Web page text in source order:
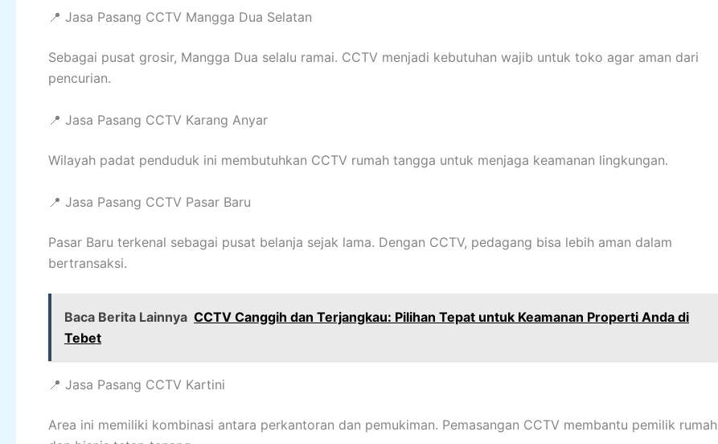
📍 Jasa Pasang CCTV Mangga Dua Selatan
Sebagai pusat grosir, Mangga Dua selalu ramai. CCTV menjadi kebutuhan wajib untuk toko agar aman dari
pencurian.
📍 Jasa Pasang CCTV Karang Anyar
Wilayah padat penduduk ini membutuhkan CCTV rumah tangga untuk menjaga keamanan lingkungan.
📍 Jasa Pasang CCTV Pasar Baru
Pasar Baru terkenal sebagai pusat belanja sejak lama. Dengan CCTV, pedagang bisa lebih aman dalam
bertransaksi.
Baca Berita Lainnya CCTV Canggih dan Terjangkau: Pilihan Tepat untuk Keamanan Properti Anda di
Tebet
📍 Jasa Pasang CCTV Kartini
Area ini memiliki kombinasi antara perkantoran dan pemukiman. Pemasangan CCTV membantu pemilik rumah